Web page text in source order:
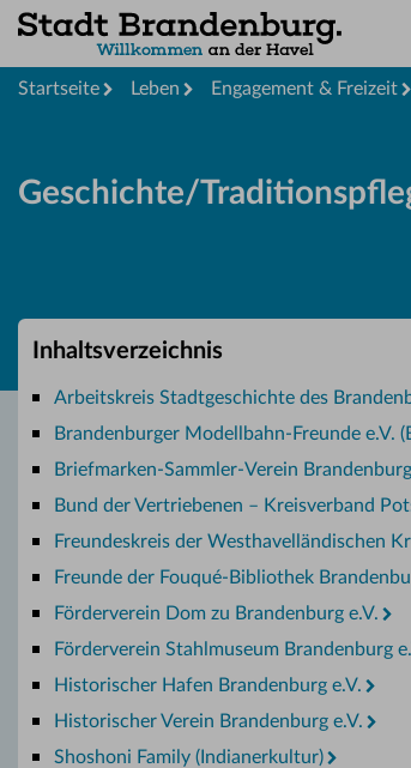
Startseite Leben Engagement & Freizeit
Geschichte/
Inhaltsverzeichnis
Arbeitskreis Stadtgeschichte des
Brandenburger Modellbahn-Freunde e.V.
Briefmarken-Sammler-Verein
Bund der Vertriebenen – Kreisverband
Freundeskreis der Westhavelländischen
Freunde der Fouqué-Bibliothek
Förderverein Dom zu Brandenburg e.V.
Förderverein Stahlmuseum Brandenburg
Historischer Hafen Brandenburg e.V.
Historischer Verein Brandenburg e.V.
Shoshoni Family (Indianerkultur)